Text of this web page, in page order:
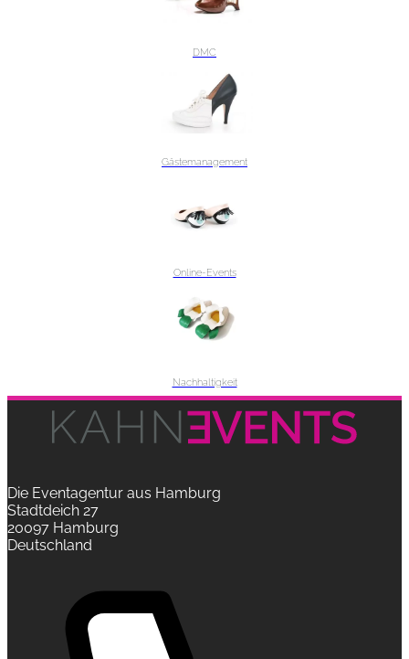
DMC
Gästemanagement
Online-Events
Nachhaltigkeit
Die Eventagentur aus Hamburg
Stadtdeich 27
20097 Hamburg
Deutschland